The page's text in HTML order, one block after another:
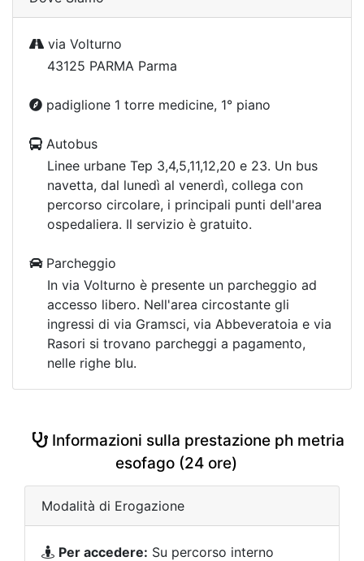
via Volturno
43125 PARMA Parma
padiglione 1 torre medicine, 1° piano
Autobus
Linee urbane Tep 3,4,5,11,12,20 e 23. Un bus
navetta, dal lunedì al venerdì, collega con
percorso circolare, i principali punti dell'area
ospedaliera. Il servizio è gratuito.
Parcheggio
In via Volturno è presente un parcheggio ad
accesso libero. Nell'area circostante gli
ingressi di via Gramsci, via Abbeveratoia e via
Rasori si trovano parcheggi a pagamento,
nelle righe blu.
Informazioni sulla prestazione ph metria
esofago (24 ore)
Modalità di Erogazione
Per accedere: Su percorso interno